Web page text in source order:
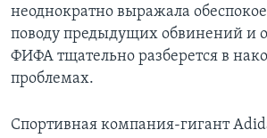
неоднократно выражала
поводу предыдущих обвинений и
ФИФА тщательно разберется в
проблемах.
Спортивная компания-гигант